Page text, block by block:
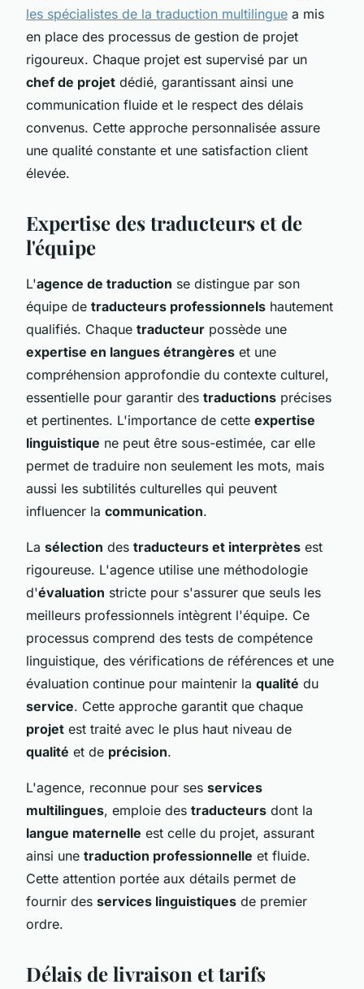
les spécialistes de la traduction multilingue a mis
en place des processus de gestion de projet
rigoureux. Chaque projet est supervisé par un
chef de projet dédié, garantissant ainsi une
communication fluide et le respect des délais
convenus. Cette approche personnalisée assure
une qualité constante et une satisfaction client
élevée.
Expertise des traducteurs et de
l'équipe
L'agence de traduction se distingue par son
équipe de traducteurs professionnels hautement
qualifiés. Chaque traducteur possède une
expertise en langues étrangères et une
compréhension approfondie du contexte culturel,
essentielle pour garantir des traductions précises
et pertinentes. L'importance de cette expertise
linguistique ne peut être sous-estimée, car elle
permet de traduire non seulement les mots, mais
aussi les subtilités culturelles qui peuvent
influencer la communication.
La sélection des traducteurs et interprètes est
rigoureuse. L'agence utilise une méthodologie
d'évaluation stricte pour s'assurer que seuls les
meilleurs professionnels intègrent l'équipe. Ce
processus comprend des tests de compétence
linguistique, des vérifications de références et une
évaluation continue pour maintenir la qualité du
service. Cette approche garantit que chaque
projet est traité avec le plus haut niveau de
qualité et de précision.
L'agence, reconnue pour ses services
multilingues, emploie des traducteurs dont la
langue maternelle est celle du projet, assurant
ainsi une traduction professionnelle et fluide.
Cette attention portée aux détails permet de
fournir des services linguistiques de premier
ordre.
Délais de livraison et tarifs